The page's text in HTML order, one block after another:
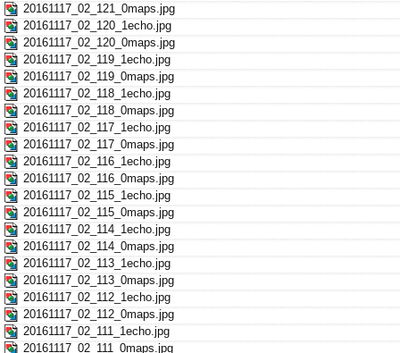
20161117_02_121_0maps.jpg
20161117_02_120_1echo.jpg
20161117_02_120_0maps.jpg
20161117_02_119_1echo.jpg
20161117_02_119_0maps.jpg
20161117_02_118_1echo.jpg
20161117_02_118_0maps.jpg
20161117_02_117_1echo.jpg
20161117_02_117_0maps.jpg
20161117_02_116_1echo.jpg
20161117_02_116_0maps.jpg
20161117_02_115_1echo.jpg
20161117_02_115_0maps.jpg
20161117_02_114_1echo.jpg
20161117_02_114_0maps.jpg
20161117_02_113_1echo.jpg
20161117_02_113_0maps.jpg
20161117_02_112_1echo.jpg
20161117_02_112_0maps.jpg
20161117_02_111_1echo.jpg
20161117_02_111_0maps.jpg